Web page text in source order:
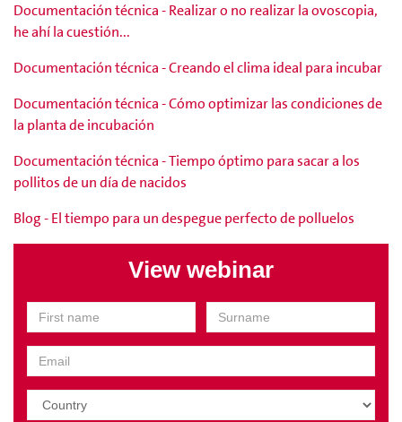
Documentación técnica - Realizar o no realizar la ovoscopia,
he ahí la cuestión...
Documentación técnica - Creando el clima ideal para incubar
Documentación técnica - Cómo optimizar las condiciones de
la planta de incubación
Documentación técnica - Tiempo óptimo para sacar a los
pollitos de un día de nacidos
Blog - El tiempo para un despegue perfecto de polluelos